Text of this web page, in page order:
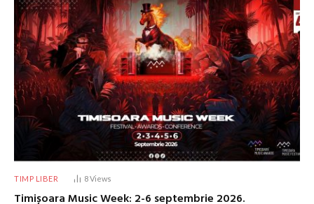
TIMP LIBER 8Views
Timișoara Music Week: 2-6 septembrie 2026.